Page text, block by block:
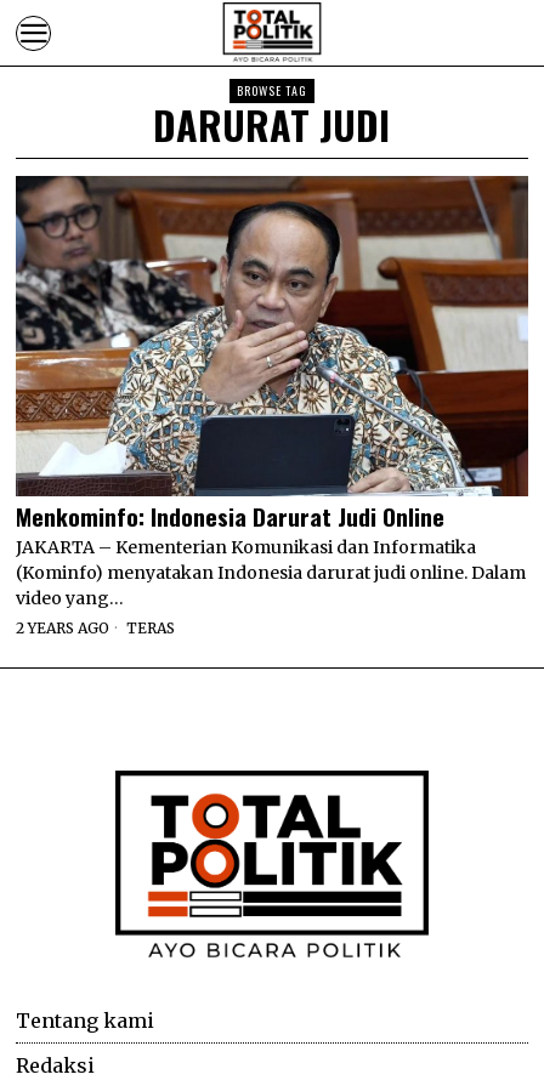
BROWSE TAG
DARURAT JUDI
Menkominfo: Indonesia Darurat Judi Online
JAKARTA – Kementerian Komunikasi dan Informatika
(Kominfo) menyatakan Indonesia darurat judi online. Dalam
video yang…
2 YEARS AGO TERAS
Tentang kami
Redaksi